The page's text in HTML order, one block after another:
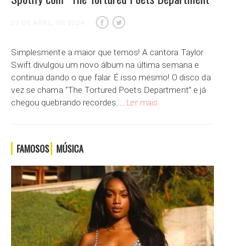
23 DE ABRIL DE 2024
Simplesmente a maior que temos! A cantora Taylor
Swift divulgou um novo álbum na última semana e
continua dando o que falar. É isso mesmo! O disco da
vez se chama “The Tortured Poets Department” e já
chegou quebrando recordes. … Ler mais
FAMOSOS MÚSICA